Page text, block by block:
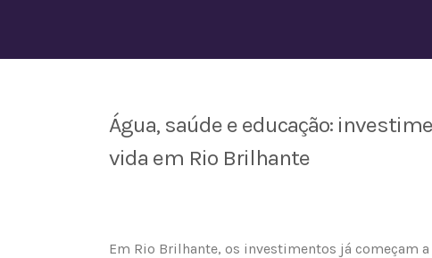
Água, saúde e educação:
vida em Rio Brilhante
Em Rio Brilhante, os investimentos já começam